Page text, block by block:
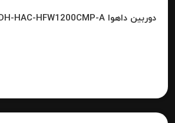
دوربین داهوا DH-HAC-HFW1200CMP-A